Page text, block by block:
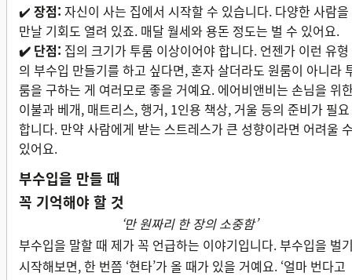
✔️ 장점: 자신이 사는 집에서 시작할 수 있습니다. 다양한 사람을
만날 기회도 열려 있죠. 매달 월세와 용돈 정도는 벌 수 있어요.
✔️ 단점: 집의 크기가 투룸 이상이어야 합니다. 언젠가 이런 유형
의 부수입 만들기를 하고 싶다면, 혼자 살더라도 원룸이 아니라
룸을 구하는 게 여러모로 좋을 거예요. 에어비앤비는 손님을 위
이불과 베개, 매트리스, 행거, 1인용 책상, 거울 등의 준비가 필요
합니다. 만약 사람에게 받는 스트레스가 큰 성향이라면 어려울
있어요.
부수입을 만들 때
꼭 기억해야 할 것
‘만 원짜리 한 장의 소중함’
부수입을 말할 때 제가 꼭 언급하는 이야기입니다. 부수입을 벌
시작해보면, 한 번쯤 ‘현타’가 올 때가 있을 거예요. ‘얼마 번다고